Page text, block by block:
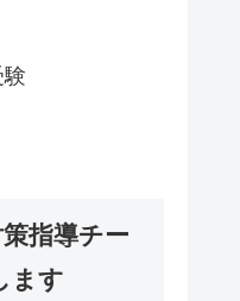
指導チー
ます